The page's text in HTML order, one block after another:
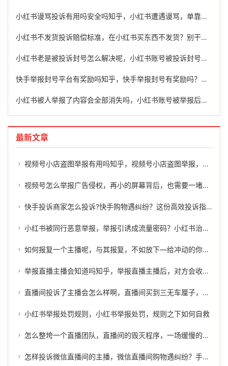
小红书谩骂投诉有用吗安全吗知乎，小红书遭遇谩骂，单靠平台投诉有用吗？安全隐私谁来兜底？
小红书不发货投诉赔偿标准，在小红书买东西不发货？别干等，这钱能拿回来还能多赔！
小红书老是被投诉封号怎么解决呢，小红书账号被投诉封号，这样自救最有效
快手举报封号平台有奖励吗知乎，快手举报封号有奖励吗？揭秘背后的规则与高效维权途径
小红书被人举报了内容会全部消失吗，小红书账号被举报后，下场比你想的严重！这些红线千万别碰
最新文章
视频号小店盗图举报有用吗知乎，视频号小店盗图举报，真的有用吗？一位老卖家的血泪史
视频号怎么举报广告侵权，再小的屏幕背后，也需要一堵防火墙—视频号广告举报指南
快手投诉商家怎么投诉?快手购物遇纠纷？这份高效投诉指南请收好
小红书被同行恶意举报，举报引诱成流量密码？小红书治理困境引行业思考
如何报复一个主播呢，与其报复，不如放下—给冲动的你一个冷静的建议
举报直播主播会知道吗知乎，举报直播主播后，对方会收到通知吗？一文讲透底层逻辑
直播间投诉了主播会怎么样啊，直播间买到三无车厘子，我偏要较这个真
小红书举报处罚规则，小红书举报处罚，规则之下如何自救
怎么整垮一个直播团队，直播间的毁灭程序，一场缓慢的自杀如何被加速完成
怎样投诉微信直播间的主播，微信直播间购物遇纠纷？手把手教你高效维权途径